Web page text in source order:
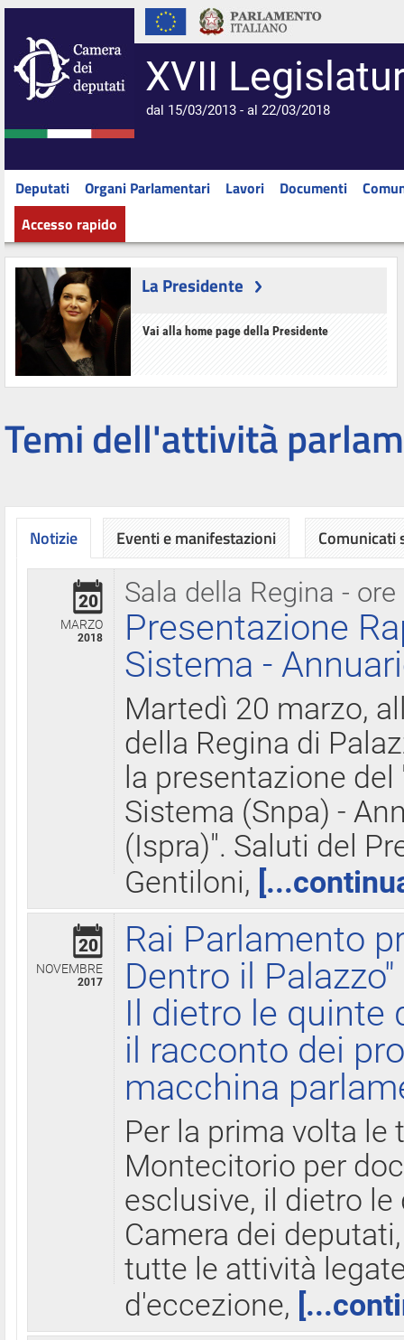
XVII
dal 15/03/2013 - al 22/03/2018
Deputati Organi Parlamentari Lavori Documenti
Accesso rapido
La Presidente
Vai alla home page della Presidente
Temi dell'attività
Notizie
Sala della Regina - ore
20
MARZO
2018
Presentazione
Sistema -
Martedì 20 marzo,
della Regina di
la presentazione
Sistema (Snpa) -
(Ispra)". Saluti del
Gentiloni,
20
NOVEMBRE
2017
Rai Parlamento
Dentro il Palazzo"
Il dietro le quinte
il racconto dei
macchina
Per la prima volta le
Montecitorio per
esclusive, il dietro
Camera dei
tutte le attività
d'eccezione,
Eventi e manifestazioni Comunicati